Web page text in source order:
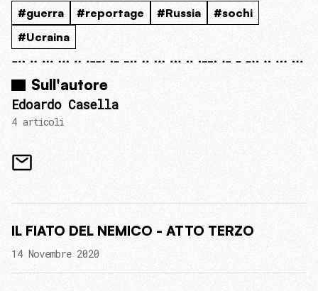
#guerra #reportage #Russia
#sochi
#Ucraina
Sull'autore
Edoardo Casella
4 articoli
IL FIATO DEL NEMICO - ATTO TERZO
14 Novembre 2020